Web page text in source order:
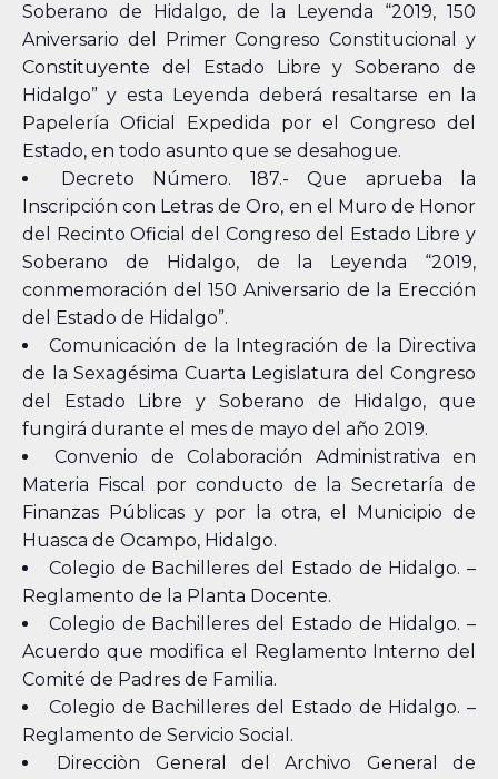
Soberano de Hidalgo, de la Leyenda “2019, 150
Aniversario del Primer Congreso Constitucional y
Constituyente del Estado Libre y Soberano de
Hidalgo” y esta Leyenda deberá resaltarse en la
Papelería Oficial Expedida por el Congreso del
Estado, en todo asunto que se desahogue.
Decreto Número. 187.- Que aprueba la
Inscripción con Letras de Oro, en el Muro de Honor
del Recinto Oficial del Congreso del Estado Libre y
Soberano de Hidalgo, de la Leyenda “2019,
conmemoración del 150 Aniversario de la Erección
del Estado de Hidalgo”.
Comunicación de la Integración de la Directiva
de la Sexagésima Cuarta Legislatura del Congreso
del Estado Libre y Soberano de Hidalgo, que
fungirá durante el mes de mayo del año 2019.
Convenio de Colaboración Administrativa en
Materia Fiscal por conducto de la Secretaría de
Finanzas Públicas y por la otra, el Municipio de
Huasca de Ocampo, Hidalgo.
Colegio de Bachilleres del Estado de Hidalgo. –
Reglamento de la Planta Docente.
Colegio de Bachilleres del Estado de Hidalgo. –
Acuerdo que modifica el Reglamento Interno del
Comité de Padres de Familia.
Colegio de Bachilleres del Estado de Hidalgo. –
Reglamento de Servicio Social.
Direcciòn General del Archivo General de